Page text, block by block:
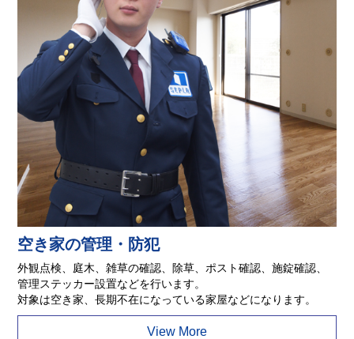
空き家の管理・防犯
外観点検、庭木、雑草の確認、除草、ポスト確認、施錠確認、
管理ステッカー設置などを行います。
対象は空き家、長期不在になっている家屋などになります。
View More